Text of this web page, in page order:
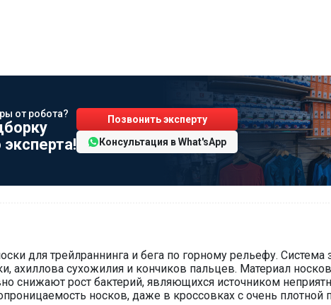
от робота?
Позвонить эксперту
Консультация вWhat'sApp
для трейлраннинга и бега по горному рельефу.
ахиллова сухожилия и кончиков пальцев. Материал
снижают рост бактерий, являющихся источником
носков, даже в кроссовках с очень плотной